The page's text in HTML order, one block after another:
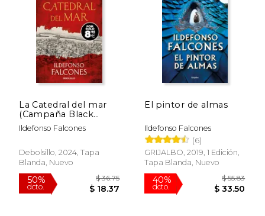
50%
dcto. $ 30.52
50%
dcto.
La Catedral del mar
(Campaña Black
Friday)
Ildefonso Falcones
Debolsillo, 2024, Tapa
Blanda, Nuevo
El pintor de almas
Ildefonso Falcones
(6)
GRIJALBO, 2019, 1 Edición,
Tapa Blanda, Nuevo